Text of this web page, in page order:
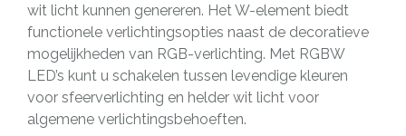
wit licht kunnen genereren. Het W-element biedt
functionele verlichtingsopties naast de decoratieve
mogelijkheden van RGB-verlichting. Met RGBW
LED’s kunt u schakelen tussen levendige kleuren
voor sfeerverlichting en helder wit licht voor
algemene verlichtingsbehoeften.